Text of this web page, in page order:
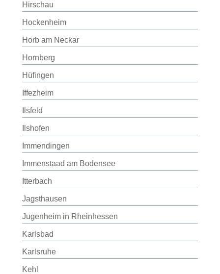
Hirschau
Hockenheim
Horb am Neckar
Hornberg
Hüfingen
Iffezheim
Ilsfeld
Ilshofen
Immendingen
Immenstaad am Bodensee
Itterbach
Jagsthausen
Jugenheim in Rheinhessen
Karlsbad
Karlsruhe
Kehl